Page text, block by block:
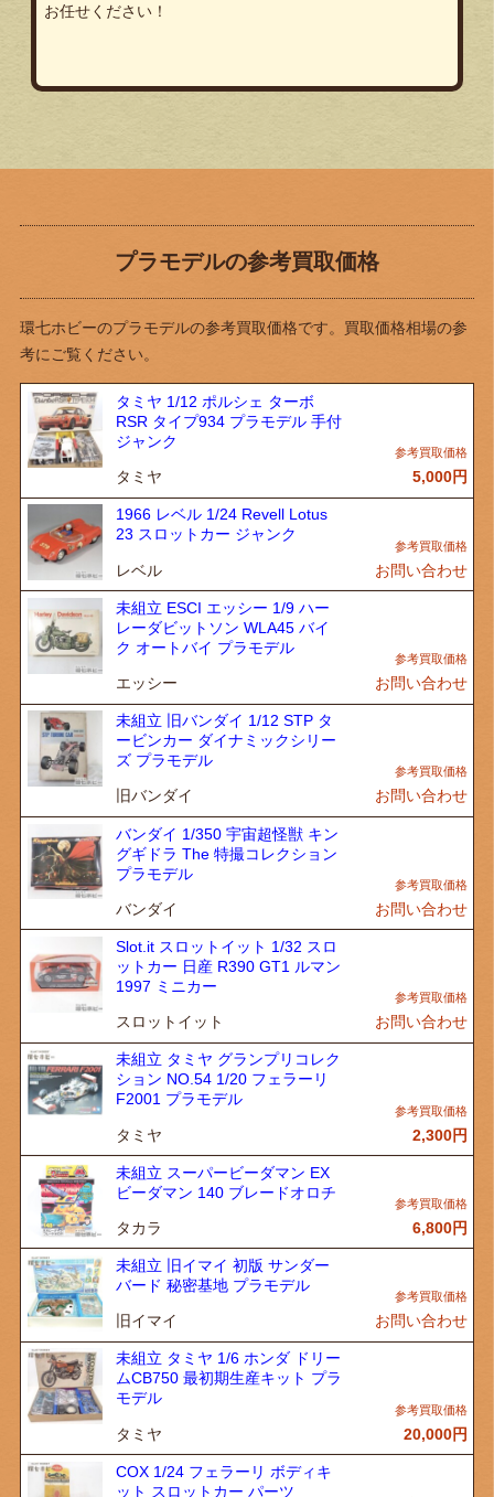
お任せください！
プラモデルの参考買取価格
環七ホビーのプラモデルの参考買取価格です。買取価格相場の参
考にご覧ください。
タミヤ 1/12 ポルシェ ターボ
RSR タイプ934 プラモデル 手付
ジャンク
タミヤ 5,000円
1966 レベル 1/24 Revell Lotus
23 スロットカー ジャンク
レベル お問い合わせ
未組立 ESCI エッシー 1/9 ハー
レーダビットソン WLA45 バイ
ク オートバイ プラモデル
エッシー お問い合わせ
未組立 旧バンダイ 1/12 STP タ
ービンカー ダイナミックシリー
ズ プラモデル
旧バンダイ お問い合わせ
バンダイ 1/350 宇宙超怪獣 キン
グギドラ The 特撮コレクション
プラモデル
バンダイ お問い合わせ
Slot.it スロットイット 1/32 スロ
ットカー 日産 R390 GT1 ルマン
1997 ミニカー
スロットイット お問い合わせ
未組立 タミヤ グランプリコレク
ション NO.54 1/20 フェラーリ
F2001 プラモデル
タミヤ 2,300円
未組立 スーパービーダマン EX
ビーダマン 140 ブレードオロチ
タカラ 6,800円
未組立 旧イマイ 初版 サンダー
バード 秘密基地 プラモデル
旧イマイ お問い合わせ
未組立 タミヤ 1/6 ホンダ ドリー
ムCB750 最初期生産キット プラ
モデル
タミヤ 20,000円
COX 1/24 フェラーリ ボディキ
ット スロットカー パーツ